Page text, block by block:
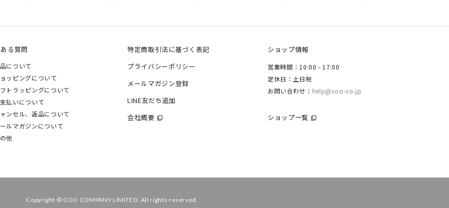
る質問
について
ッピングについて
トラッピングについて
払いについて
ンセル、返品について
ルマガジンについて
他
特定商取引法に基づく表記
プライバシーポリシー
メールマガジン登録
LINE友だち追加
会社概要
ショップ情報
営業時間：10:00 - 17:00
定休日：土日祝
お問い合わせ： help@coo-co.jp
ショップ一覧
Copyright © COO COMPANY LIMITED. All rights reserved.